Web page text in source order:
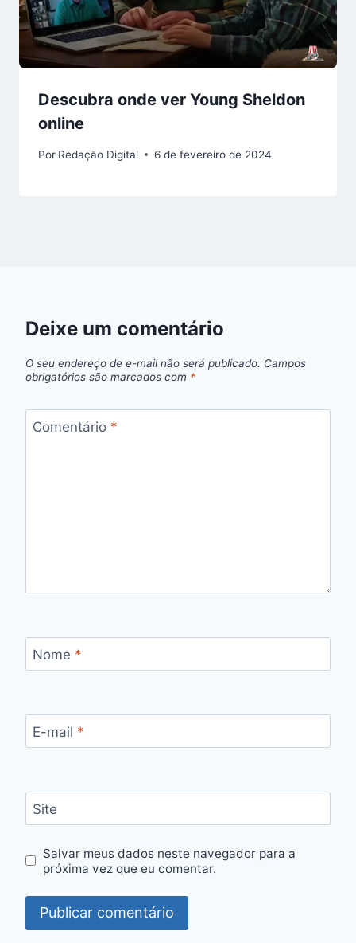
Descubra onde ver Young Sheldon
online
Por Redação Digital 6 de fevereiro de 2024
Deixe um comentário
O seu endereço de e-mail não será publicado. Campos
obrigatórios são marcados com *
Comentário *
Nome *
E-mail *
Site
Salvar meus dados neste navegador para a
próxima vez que eu comentar.